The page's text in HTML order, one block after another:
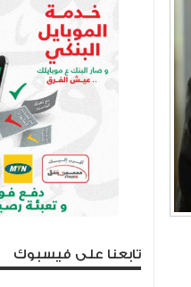
تابعنا على فيسبوك